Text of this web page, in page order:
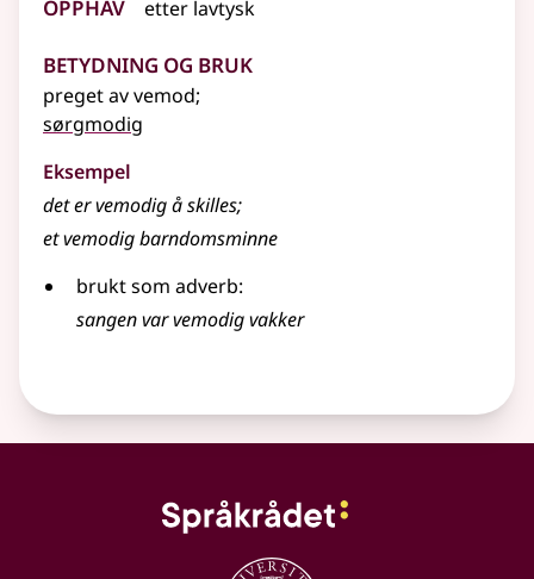
etter lavtysk
Betydning og bruk
preget av vemod;
sørgmodig
Eksempel
det ervemodigå skilles;
et vemodig barndomsminne
brukt som adverb:
sangen var vemodig vakker